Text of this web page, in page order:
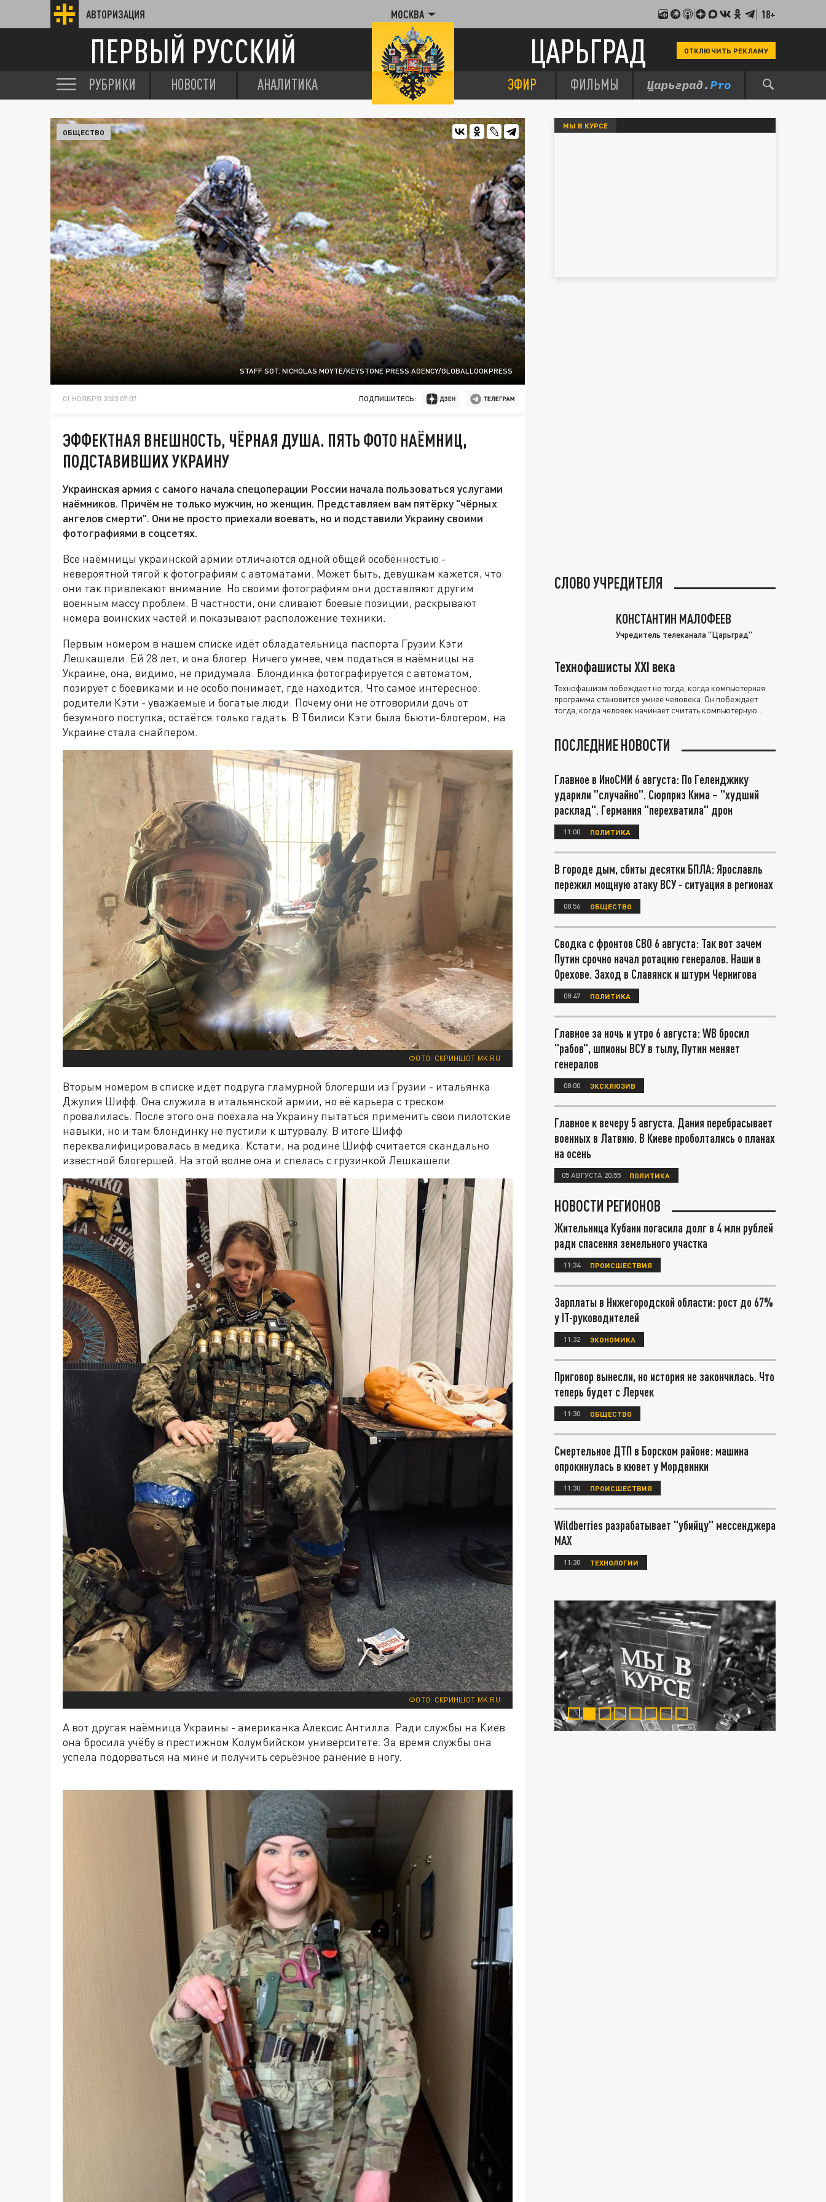
АВТОРИЗАЦИЯ МОСКВА 18+
ПЕРВЫЙ РУССКИЙ ЦАРЬГРАД ОТКЛЮЧИТЬ РЕКЛАМУ
РУБРИКИ НОВОСТИ АНАЛИТИКА ЭФИР ФИЛЬМЫ
STAFF SGT. NICHOLAS MOYTE/KEYSTONE PRESS AGENCY/GLOBALLOOKPRESS
ОБЩЕСТВО
01 НОЯБРЯ 2023 07:07 ПОДПИШИТЕСЬ:
ЭФФЕКТНАЯ ВНЕШНОСТЬ, ЧЁРНАЯ ДУША. ПЯТЬ ФОТО НАЁМНИЦ,
ПОДСТАВИВШИХ УКРАИНУ
Украинская армия с самого начала спецоперации России начала пользоваться услугами
наёмников. Причём не только мужчин, но женщин. Представляем вам пятёрку "чёрных
ангелов смерти". Они не просто приехали воевать, но и подставили Украину своими
фотографиями в соцсетях.
Все наёмницы украинской армии отличаются одной общей особенностью -
невероятной тягой к фотографиям с автоматами. Может быть, девушкам кажется, что
они так привлекают внимание. Но своими фотографиям они доставляют другим
военным массу проблем. В частности, они сливают боевые позиции, раскрывают
номера воинских частей и показывают расположение техники.
Первым номером в нашем списке идёт обладательница паспорта Грузии Кэти
Лешкашели. Ей 28 лет, и она блогер. Ничего умнее, чем податься в наёмницы на
Украине, она, видимо, не придумала. Блондинка фотографируется с автоматом,
позирует с боевиками и не особо понимает, где находится. Что самое интересное:
родители Кэти - уважаемые и богатые люди. Почему они не отговорили дочь от
безумного поступка, остаётся только гадать. В Тбилиси Кэти была бьюти-блогером, на
Украине стала снайпером.
ФОТО: СКРИНШОТ MK.RU
Вторым номером в списке идёт подруга гламурной блогерши из Грузии - итальянка
Джулия Шифф. Она служила в итальянской армии, но её карьера с треском
провалилась. После этого она поехала на Украину пытаться применить свои пилотские
навыки, но и там блондинку не пустили к штурвалу. В итоге Шифф
переквалифицировалась в медика. Кстати, на родине Шифф считается скандально
известной блогершей. На этой волне она и спелась с грузинкой Лешкашели.
ФОТО: СКРИНШОТ MK.RU
А вот другая наёмница Украины - американка Алексис Антилла. Ради службы на Киев
она бросила учёбу в престижном Колумбийском университете. За время службы она
успела подорваться на мине и получить серьёзное ранение в ногу.
МЫ В КУРСЕ
СЛОВО УЧРЕДИТЕЛЯ
КОНСТАНТИН МАЛОФЕЕВ
Учредитель телеканала "Царьград"
Технофашисты XXI века
Технофашизм побеждает не тогда, когда компьютерная
программа становится умнее человека. Он побеждает
тогда, когда человек начинает считать компьютерную
ПОСЛЕДНИЕ НОВОСТИ
Главное в ИноСМИ 6 августа: По Геленджику
ударили "случайно". Сюрприз Кима – "худший
расклад". Германия "перехватила" дрон
11:00 ПОЛИТИКА
В городе дым, сбиты десятки БПЛА: Ярославль
пережил мощную атаку ВСУ - ситуация в регионах
08:56 ОБЩЕСТВО
Сводка с фронтов СВО 6 августа: Так вот зачем
Путин срочно начал ротацию генералов. Наши в
Орехове. Заход в Славянск и штурм Чернигова
08:47 ПОЛИТИКА
Главное за ночь и утро 6 августа: WB бросил
"рабов", шпионы ВСУ в тылу, Путин меняет
генералов
08:00 ЭКСКЛЮЗИВ
Главное к вечеру 5 августа. Дания перебрасывает
военных в Латвию. В Киеве проболтались о планах
на осень
05 АВГУСТА 20:55 ПОЛИТИКА
НОВОСТИ РЕГИОНОВ
Жительница Кубани погасила долг в 4 млн рублей
ради спасения земельного участка
11:34 ПРОИСШЕСТВИЯ
Зарплаты в Нижегородской области: рост до 67%
у IT-руководителей
11:32 ЭКОНОМИКА
Приговор вынесли, но история не закончилась. Что
теперь будет с Лерчек
11:30 ОБЩЕСТВО
Смертельное ДТП в Борском районе: машина
опрокинулась в кювет у Мордвинки
11:30 ПРОИСШЕСТВИЯ
Wildberries разрабатывает "убийцу" мессенджера
МАХ
11:30 ТЕХНОЛОГИИ